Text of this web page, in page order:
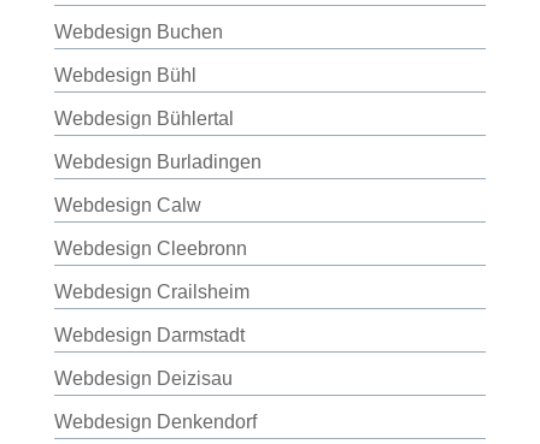
Webdesign Buchen
Webdesign Bühl
Webdesign Bühlertal
Webdesign Burladingen
Webdesign Calw
Webdesign Cleebronn
Webdesign Crailsheim
Webdesign Darmstadt
Webdesign Deizisau
Webdesign Denkendorf